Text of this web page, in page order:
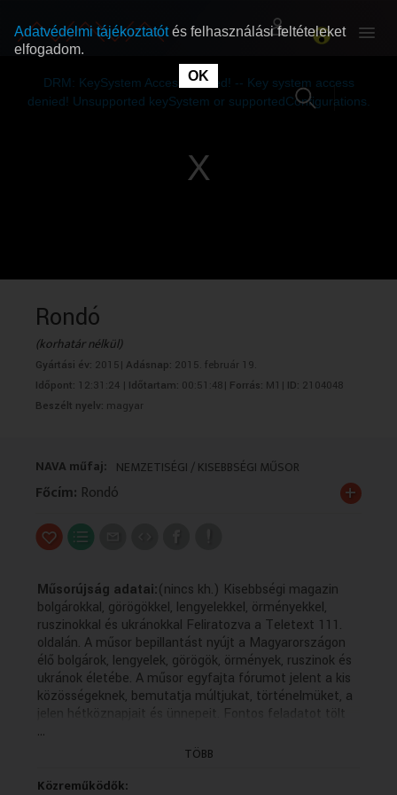
RÓLUNK
RÓLUNK
DRM: KeySystem Access Denied! -- Key system access
denied! Unsupported keySystem or supportedConfigurations.
Rondó
(korhatár nélkül)
Gyártási év: 2015| Adásnap: 2015. február 19.
Időpont: 12:31:24 | Időtartam: 00:51:48| Forrás: M1| ID: 2104048
Beszélt nyelv: magyar
NAVA műfaj: NEMZETISÉGI / KISEBBSÉGI MŰSOR
Főcím: Rondó +
Műsorújság adatai:(nincs kh.) Kisebbségi magazin
bolgárokkal, görögökkel, lengyelekkel, örményekkel,
ruszinokkal és ukránokkal Feliratozva a Teletext 111.
oldalán. A műsor bepillantást nyújt a Magyarországon
élő bolgárok, lengyelek, görögök, örmények, ruszinok és
ukránok életébe. A műsor egyfajta fórumot jelent a kis
közösségeknek, bemutatja múltjukat, történelmüket, a
jelen hétköznapjait és ünnepeit. Fontos feladatot tölt
be az anyanyelvi kultúra ápolásában, hiszen a forgatott
anyagok többsége az adott kisebbség nyelvén készül
Magyarországon élő bolgárok, lengyelek, görögök,
...
TÖBB
Közreműködők:
Adatvédelmi tájékoztatótés felhasználási feltételeket
elfogadom.
OK